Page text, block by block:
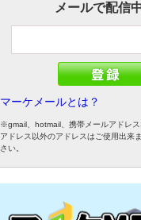
メールで配信
マーケメールとは？
※gmail、hotmail、携帯メールアドレ
アドレス以外のアドレスはご使用出来
さい。